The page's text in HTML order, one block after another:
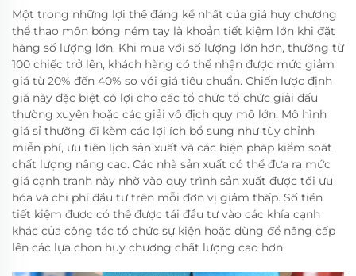
Một trong những lợi thế đáng kể nhất của giá huy chương
thể thao môn bóng ném tay là khoản tiết kiệm lớn khi đặt
hàng số lượng lớn. Khi mua với số lượng lớn hơn, thường từ
100 chiếc trở lên, khách hàng có thể nhận được mức giảm
giá từ 20% đến 40% so với giá tiêu chuẩn. Chiến lược định
giá này đặc biệt có lợi cho các tổ chức tổ chức giải đấu
thường xuyên hoặc các giải vô địch quy mô lớn. Mô hình
giá sỉ thường đi kèm các lợi ích bổ sung như tùy chỉnh
miễn phí, ưu tiên lịch sản xuất và các biện pháp kiểm soát
chất lượng nâng cao. Các nhà sản xuất có thể đưa ra mức
giá cạnh tranh này nhờ vào quy trình sản xuất được tối ưu
hóa và chi phí đầu tư trên mỗi đơn vị giảm thấp. Số tiền
tiết kiệm được có thể được tái đầu tư vào các khía cạnh
khác của công tác tổ chức sự kiện hoặc dùng để nâng cấp
lên các lựa chọn huy chương chất lượng cao hơn.